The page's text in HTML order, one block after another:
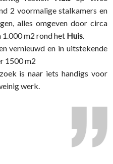
2 voormalige stalkamers en
alles omgeven door circa
1.000 m2 rond het Huis.
vernieuwd en in uitstekende
1500 m2
is naar iets handigs voor
werk.